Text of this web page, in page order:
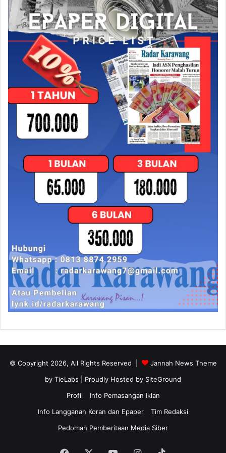
© Copyright 2026, All Rights Reserved |
Jannah News Theme
by TieLabs | Proudly Hosted by SiteGround
Profil
Info Pemasangan Iklan
Info Langganan Koran dan Epaper
Tim Redaksi
Pedoman Pemberitaan Media Siber